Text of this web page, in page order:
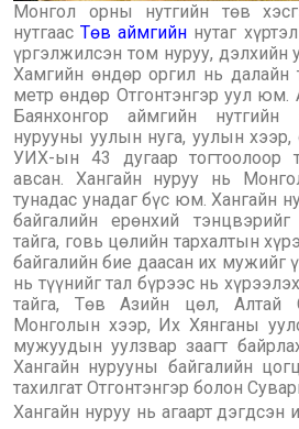
Монгол орны нутгийн төв
нутгаасТөв аймгийн нутаг
үргэлжилсэн том нуруу, дэлхийн
Хамгийн өндөр оргил нь
метр өндөр Отгонтэнгэр уул юм.
Баянхонгор аймгийн
нурууны уулын нуга, уулын хээр,
УИХ-ын 43 дугаар тогтоолоор
авсан. Хангайн нуруу нь
тунадас унадаг бүс юм. Хангайн
байгалийн ерөнхий
тайга, говь цөлийн тархалтын
байгалийн бие даасан их мужийг
нь түүнийг тал бүрээс нь
тайга, Төв Азийн цөл, Алтай
Монголын хээр, Их Хянганы
мужуудын уулзвар заагт
Хангайн нурууны байгалийн
тахилгат Отгонтэнгэр болон
Хангайн нуруу нь агаарт